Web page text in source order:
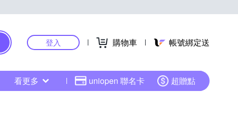
登入 購物車 帳號綁定送
看更多 uniopen 聯名卡 超贈點